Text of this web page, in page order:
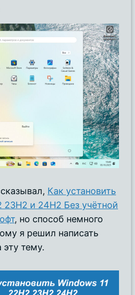
Как установить
23H2 и 24H2 Без учётной
, но способ немного
я решил написать
тему.